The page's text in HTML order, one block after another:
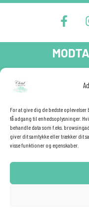
For at give dig de bedste
få adgang til enhedsoplysninger.
behandle data som f.eks.
giver dit samtykke eller trækker dit
visse funktioner og egenskaber.
F
a
c
e
b
o
f
Fornavn
E-mail